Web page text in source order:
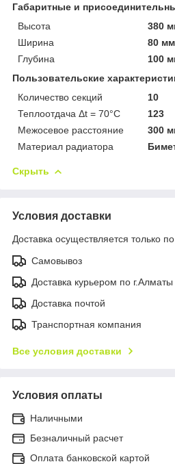
Габаритные и
Высота
380
Ширина
80 мм
Глубина
100
Пользовательские
Количество секций
10
Теплоотдача Δt = 70°C
123
Межосевое расстояние
300
Материал радиатора
Скрыть
Условия доставки
Доставка осуществляется только
Самовывоз
Доставка курьером по г.Алматы
Доставка почтой
Транспортная компания
Все условия доставки
Условия оплаты
Наличными
Безналичный расчет
Оплата банковской картой